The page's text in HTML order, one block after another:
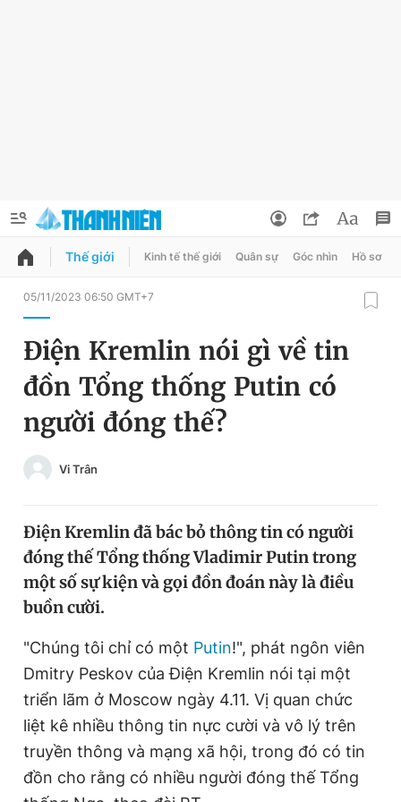
QUẢNG CÁO
Chuyên mục
Chuyên mục khác
Chào ngày mới
Video Magazine
Sản phẩm khác
Tiện ích Bạn cần biết
Thông tin tòa soạn Liên hệ quảng cáo
Đổi mật khẩu
Tin đã lưu
Tin đã xem
Thế giới Kinh tế thế giới Quân sự Góc nhìn Hồ sơ
05/11/2023 06:50 GMT+7
Điện Kremlin nói gì về tin
đồn Tổng thống Putin có
người đóng thế?
Vi Trân
Điện Kremlin đã bác bỏ thông tin có người
đóng thế Tổng thống Vladimir Putin trong
một số sự kiện và gọi đồn đoán này là điều
buồn cười.
"Chúng tôi chỉ có một Putin!", phát ngôn viên
Dmitry Peskov của Điện Kremlin nói tại một
triển lãm ở Moscow ngày 4.11. Vị quan chức
liệt kê nhiều thông tin nực cười và vô lý trên
truyền thông và mạng xã hội, trong đó có tin
đồn cho rằng có nhiều người đóng thế Tổng